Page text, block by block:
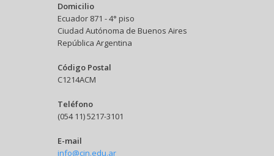
Domicilio
Ecuador 871 - 4° piso
Ciudad Autónoma de Buenos Aires
República Argentina
Código Postal
C1214ACM
Teléfono
(054 11) 5217-3101
E-mail
info@cin.edu.ar